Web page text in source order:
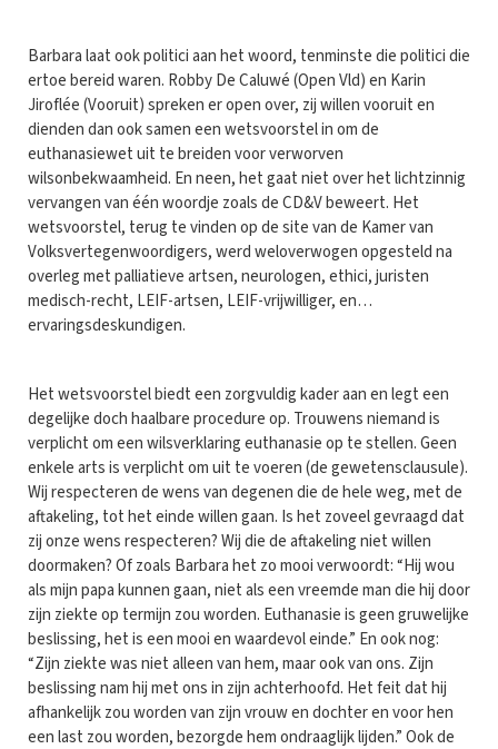
Barbara laat ook politici aan het woord, tenminste die politici die
ertoe bereid waren. Robby De Caluwé (Open Vld) en Karin
Jiroflée (Vooruit) spreken er open over, zij willen vooruit en
dienden dan ook samen een wetsvoorstel in om de
euthanasiewet uit te breiden voor verworven
wilsonbekwaamheid. En neen, het gaat niet over het lichtzinnig
vervangen van één woordje zoals de CD&V beweert. Het
wetsvoorstel, terug te vinden op de site van de Kamer van
Volksvertegenwoordigers, werd weloverwogen opgesteld na
overleg met palliatieve artsen, neurologen, ethici, juristen
medisch-recht, LEIF-artsen, LEIF-vrijwilliger, en…
ervaringsdeskundigen.
Het wetsvoorstel biedt een zorgvuldig kader aan en legt een
degelijke doch haalbare procedure op. Trouwens niemand is
verplicht om een wilsverklaring euthanasie op te stellen. Geen
enkele arts is verplicht om uit te voeren (de gewetensclausule).
Wij respecteren de wens van degenen die de hele weg, met de
aftakeling, tot het einde willen gaan. Is het zoveel gevraagd dat
zij onze wens respecteren? Wij die de aftakeling niet willen
doormaken? Of zoals Barbara het zo mooi verwoordt: “Hij wou
als mijn papa kunnen gaan, niet als een vreemde man die hij door
zijn ziekte op termijn zou worden. Euthanasie is geen gruwelijke
beslissing, het is een mooi en waardevol einde.” En ook nog:
“Zijn ziekte was niet alleen van hem, maar ook van ons. Zijn
beslissing nam hij met ons in zijn achterhoofd. Het feit dat hij
afhankelijk zou worden van zijn vrouw en dochter en voor hen
een last zou worden, bezorgde hem ondraaglijk lijden.” Ook de